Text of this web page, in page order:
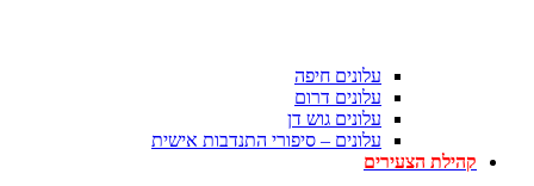
עלונים חיפה
עלונים דרום
עלונים גוש דן
עלונים – סיפורי התנדבות אישית
קהילת הצעירים